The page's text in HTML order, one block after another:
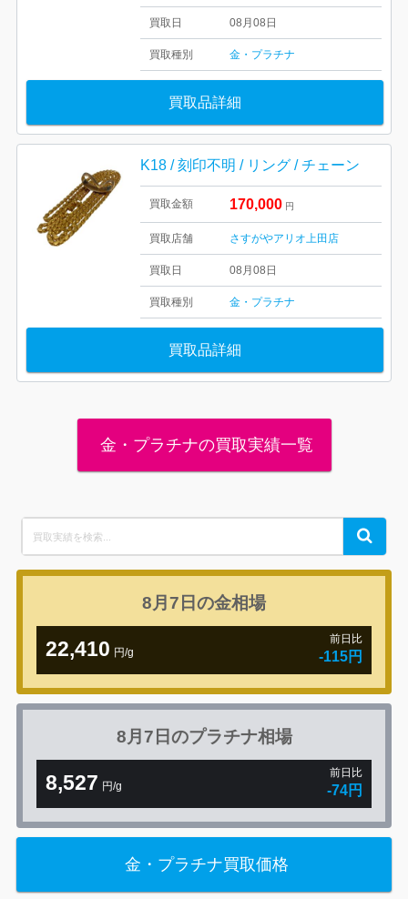
買取日 08月08日
買取種別 金・プラチナ
買取品詳細
K18 / 刻印不明 / リング / チェーン
買取金額 170,000 円
買取店舗 さすがやアリオ上田店
買取日 08月08日
買取種別 金・プラチナ
買取品詳細
金・プラチナの買取実績一覧
for:
Search
8月7日の金相場
22,410 円/g
前日比
-115円
8月7日のプラチナ相場
8,527 円/g
前日比
-74円
金・プラチナ買取価格